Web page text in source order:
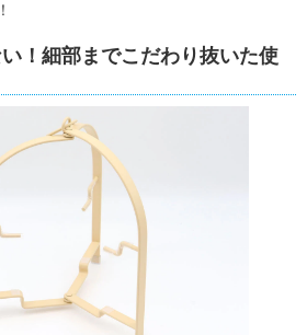
！細部までこだわり抜いた使